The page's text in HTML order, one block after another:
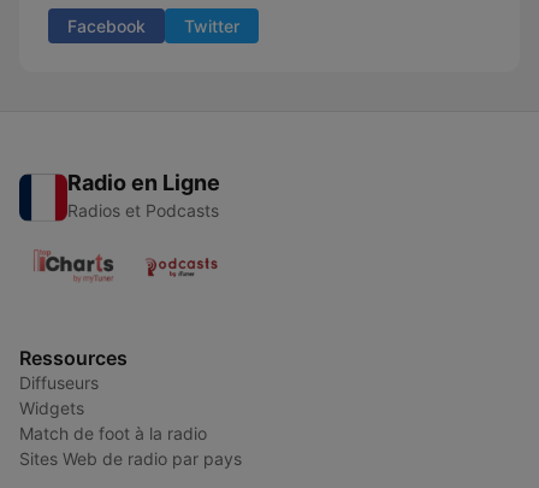
Facebook Twitter
Radio en Ligne
Radios et Podcasts
Ressources
Diffuseurs
Widgets
Match de foot à la radio
Sites Web de radio par pays